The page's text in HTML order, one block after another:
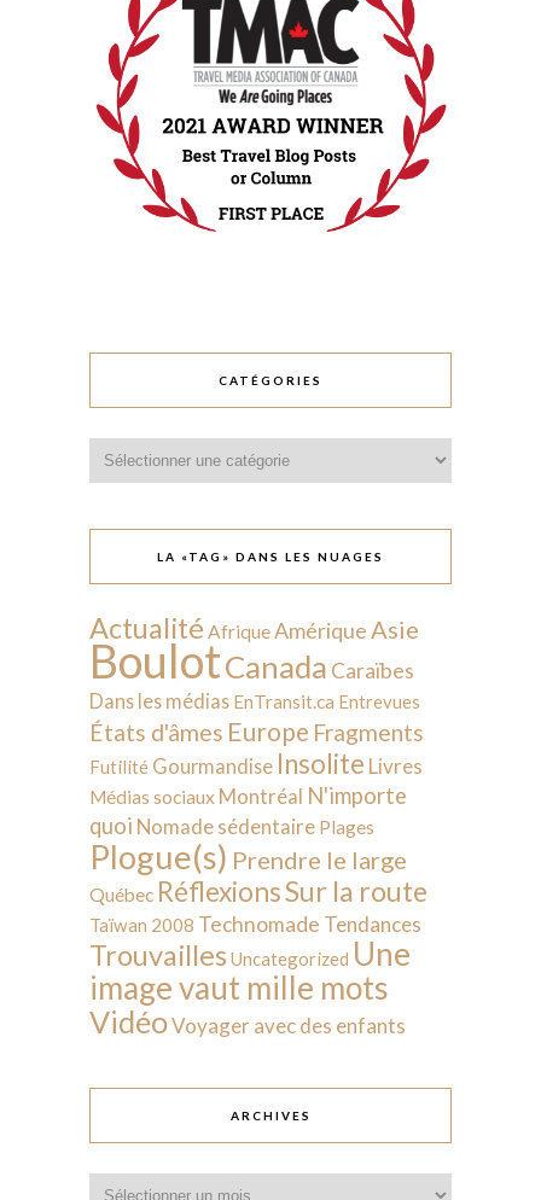
CATÉGORIES
LA «TAG» DANS LES NUAGES
Actualité AfriqueAmérique Asie
BoulotCanada Caraïbes
Dans les médias EnTransit.ca Entrevues
États d'âmes Europe Fragments
Futilité Gourmandise Insolite Livres
Médias sociaux Montréal N'importe
quoi Nomade sédentaire Plages
Plogue(s) Prendre le large
Québec RéflexionsSur la route
Taïwan 2008 Technomade Tendances
Trouvailles Uncategorized Une
image vaut mille mots
VidéoVoyager avec des enfants
ARCHIVES